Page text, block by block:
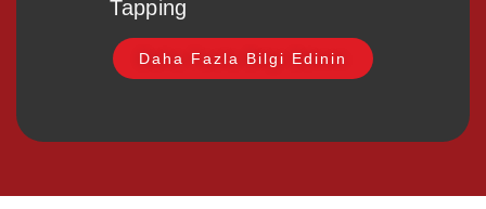
Tapping
Daha Fazla Bilgi Edinin